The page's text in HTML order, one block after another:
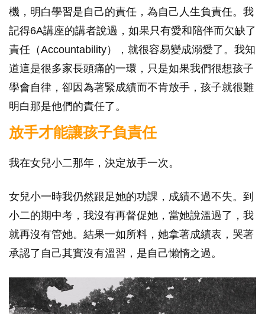
機，明白學習是自己的責任，為自己人生負責任。我
記得6A講座的講者說過，如果只有愛和陪伴而欠缺了
責任（Accountability），就很容易變成溺愛了。我知
道這是很多家長頭痛的一環，只是如果我們很想孩子
學會自律，卻因為著緊成績而不肯放手，孩子就很難
明白那是他們的責任了。
放手才能讓孩子負責任
我在女兒小二那年，決定放手一次。
女兒小一時我仍然跟足她的功課，成績不過不失。到
小二的期中考，我沒有再督促她，當她說溫過了，我
就再沒有管她。結果一如所料，她拿著成績表，哭著
承認了自己其實沒有溫習，是自己懶惰之過。